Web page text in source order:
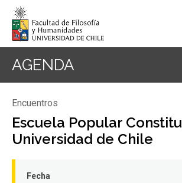
POSTGRADO
AGENDA
Encuentros
Escuela Popular
Universidad de Chile
Fecha